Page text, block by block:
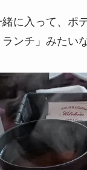
に入って、ポ
ンチ」みたい